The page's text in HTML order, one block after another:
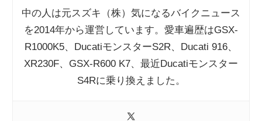
中の人は元スズキ（株）気になるバイクニュース
を2014年から運営しています。愛車遍歴はGSX-
R1000K5、DucatiモンスターS2R、Ducati 916、
XR230F、GSX-R600 K7、最近Ducatiモンスター
S4Rに乗り換えました。